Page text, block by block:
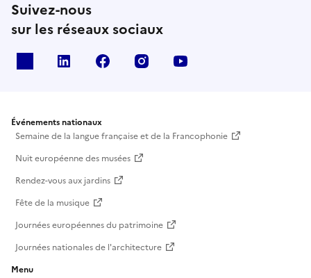
Suivez-nous
sur les réseaux sociaux
Linkedin Facebook Instagram
Événements nationaux
Semaine de la langue française et de la Francophonie
Nuit européenne des musées
Rendez-vous aux jardins
Fête de la musique
Journées européennes du patrimoine
Journées nationales de l'architecture
Menu